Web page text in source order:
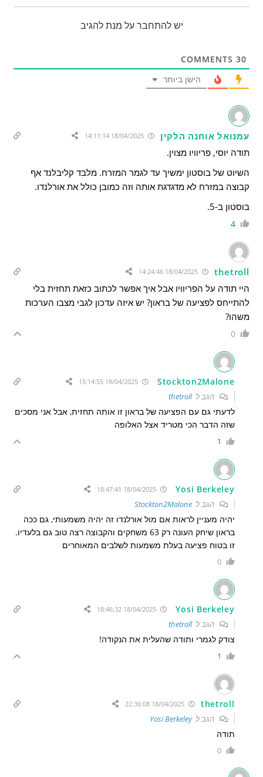
יש להתחבר על מנת להגיב
30
הישן ביותר
עמנואל אוחנה הלקין 18/04/2025 14:11:14
תודה יוסי, פריוויו מצוין.
השיוט של בוסטון ימשיך עד לגמר המזרח. מלבד קליבלנד אף
קבוצה במזרח לא מדגדגת אותה וזה כמובן כולל את אורלנדו.
בוסטון ב-5.
4
thetroll
18/04/2025 14:24:46
היי תודה על הפריוויו אבל איך אפשר לכתוב כזאת תחזית בלי
להתייחס לפציעה של בראון? יש איזה עדכון לגבי מצבו הערכות
משהו?
0
Stockton2Malone
הגב לthetroll
לדעתי גם עם הפציעה של בראון זו אותה תחזית, אבל אני מסכים
שזה הדבר הכי מטריד אצל האלופה
1
Yosi Berkeley
הגב לStockton2Malone
יהיה מעניין לראות אם מול אורלנדו זה יהיה משמעותי, גם ככה
בראון שיחק העונה רק 63 משחקים והקבוצה רצה טוב גם בלעדיו.
זו בטוח פציעה בעלת משמעות לשלבים המאוחרים
0
Yosi Berkeley
הגב לthetroll
צודק לגמרי ותודה שהעלית את הנקודה!
1
thetroll
18/04/2025 22:36:08
הגב לYosi Berkeley
תודה
0